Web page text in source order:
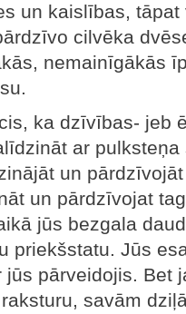
un kaislības,
cilvēka
nemainīgākās
ka dzīvības- jeb
ar
un
un pārdzīvojat
jūs bezgala
priekšstatu. Jūs
jūs pārveidojis. Bet
savām